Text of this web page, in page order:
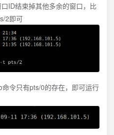
ID结束掉其他多余的窗口，比
2即可
命令只有pts/0的存在，即可运行